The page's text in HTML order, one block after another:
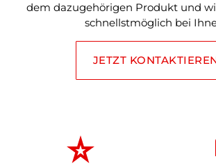
dem dazugehörigen Produkt und
schnellstmöglich bei
JETZT
star_rate